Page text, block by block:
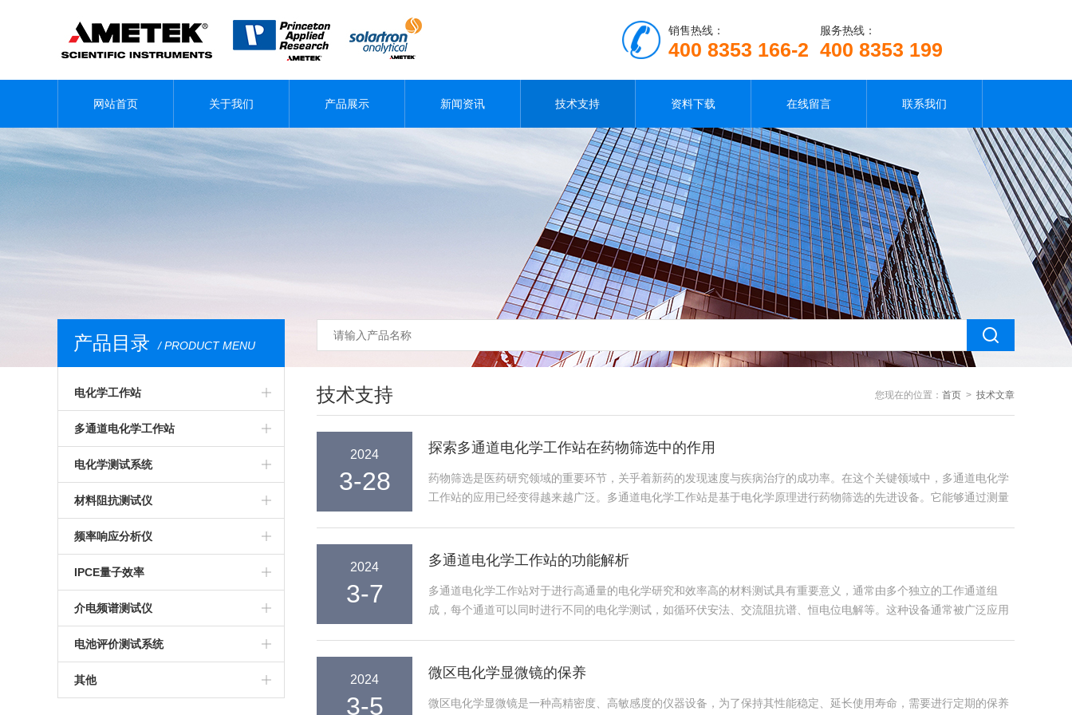
服务热线：
400 8353 199
销售热线：
400 8353 166-2
网站首页 关于我们 产品展示 新闻资讯 技术支持 资料下载 在线留言 联系我们
产品目录 / PRODUCT MENU
电化学工作站
多通道电化学工作站
高精度电化学工作站
多功能电化学工作站
进口电化学工作站
美国普林斯顿电化学工作站
英国输力强电化学工作站
多通道电化学工作站
美国普林斯顿多通道电化学工作站
英国输力强多通道电化学工作站
电化学测试系统
多通道电化学测试系统
光电化学测试系统
多功能电化学测试系统
微区电化学测试系统
微区扫描电化学工作站
材料阻抗测试仪
高精度交流阻抗测试系统
生物阻抗特性测试系统
电化学交流阻抗测试系统
频率响应分析仪
IPCE量子效率
介电频谱测试仪
电池评价测试系统
其他
技术支持 您现在的位置： 首页 > 技术文章
2024
3-28
探索多通道电化学工作站在药物筛选中的作用
药物筛选是医药研究领域的重要环节，关乎着新药的发现速度与疾病治疗的成功率。在这个关键领域中，多通道电化学
工作站的应用已经变得越来越广泛。多通道电化学工作站是基于电化学原理进行药物筛选的先进设备。它能够通过测量
2024
3-7
多通道电化学工作站的功能解析
多通道电化学工作站对于进行高通量的电化学研究和效率高的材料测试具有重要意义，通常由多个独立的工作通道组
成，每个通道可以同时进行不同的电化学测试，如循环伏安法、交流阻抗谱、恒电位电解等。这种设备通常被广泛应用
2024
3-5
微区电化学显微镜的保养
微区电化学显微镜是一种高精密度、高敏感度的仪器设备，为了保持其性能稳定、延长使用寿命，需要进行定期的保养